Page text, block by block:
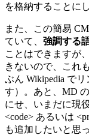
を格納することに
また、この簡易
ていて、 強調する
ことはできますが
きないので、これ
ぶん Wikipedia で
す）。あと、MD
にせ、いまだに現
<code> あるいは
も追加したいと思